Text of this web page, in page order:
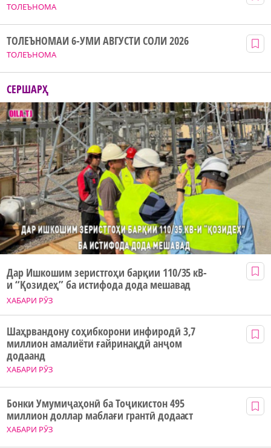
ТОЛЕЪНОМА
ТОЛЕЪНОМА
ТОЛЕЪНОМАИ 6-УМИ АВГУСТИ СОЛИ 2026
СЕРШАРҲ
ХАБАРИ РӮЗ
Дар Ишкошим зеристгоҳи барқии 110/35 кВ-
и “Қозидеҳ” ба истифода дода мешавад
ХАБАРИ РӮЗ
Шаҳрвандону соҳибкорони инфиродӣ 3,7
миллион амалиёти ғайринақдӣ анҷом
додаанд
ХАБАРИ РӮЗ
Бонки Умумиҷаҳонӣ ба Тоҷикистон 495
миллион доллар маблағи грантӣ додааст